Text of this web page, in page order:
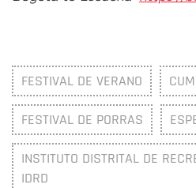
FESTIVAL DE VERANO
FESTIVAL DE PORRAS
INSTITUTO DISTRITAL DE
IDRD